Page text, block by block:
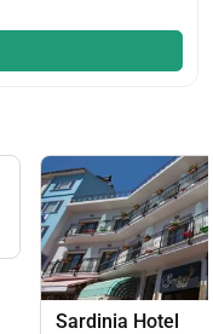
Sardinia Hotel